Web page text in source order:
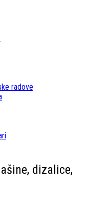
radove
dizalice,